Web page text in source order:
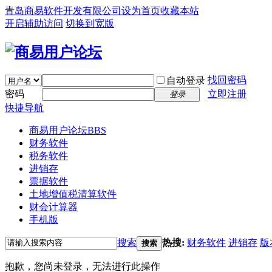
青岛商易软件开发有限公司 设为首页收藏本站
开启辅助访问 切换到宽版
自动登录 找回密码
密码
登录
立即注册
快捷导航
商易用户论坛BBS
财务软件
税务软件
进销存
票据软件
土地增值税清算软件
财会计算器
手机版
搜索 搜索 热搜: 财务软件 进销存 版
抱歉，您尚未登录，无法进行此操作